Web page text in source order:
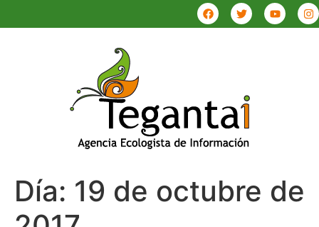
Día: 19 de octubre de